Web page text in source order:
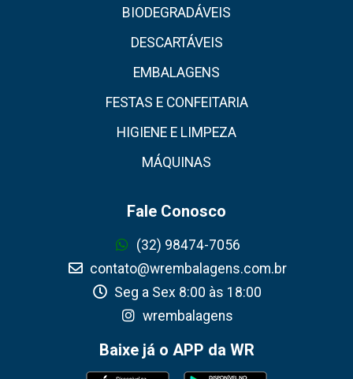
BIODEGRADÁVEIS
DESCARTÁVEIS
EMBALAGENS
FESTAS E CONFEITARIA
HIGIENE E LIMPEZA
MÁQUINAS
Fale Conosco
(32) 98474-7056
contato@wrembalagens.com.br
Seg a Sex 8:00 às 18:00
wrembalagens
Baixe já o APP da WR